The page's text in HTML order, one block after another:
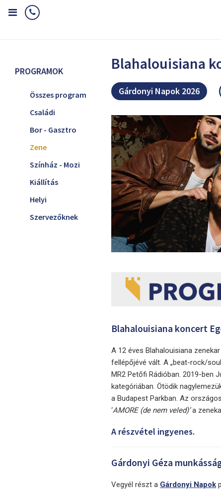
PROGRAMOK
Összes program
Családi
Bor - Gasztro
Zene
Színház - Mozi
Kiállítás
Helyi
Szervezőknek
Blahalouisiana
Gárdonyi Napok 2026
Blahalouisiana koncert
A 12 éves Blahalouisiana
fellépőjévé vált. A „beat-rock/
MR2 Petőfi Rádióban. 2019-ben
kategóriában. Ötödik
a Budapest Parkban. Az országos
‘AMORE (de nem veled)’a
A részvétel ingyenes.
Gárdonyi Géza
Vegyél részt a Gárdonyi Napok